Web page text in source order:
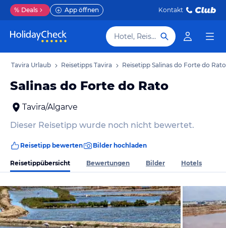
% Deals App öffnen Kontakt
Hotel, Reiseziel
Tavira Urlaub Reisetipps Tavira Reisetipp Salinas do Forte do Rato
Salinas do Forte do Rato
Tavira/Algarve
Dieser Reisetipp wurde noch nicht bewertet.
Reisetipp bewerten Bilder hochladen
Reisetippübersicht Bewertungen Bilder Hotels